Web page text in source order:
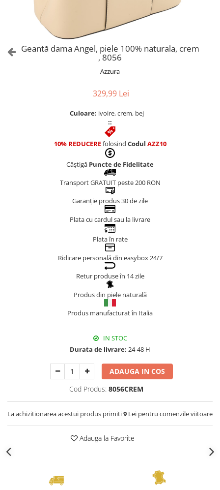
Genti Aurii
Genți Albe
Geantă dama Angel, piele 100% naturala, crem
, 8056
Azzura
329,99 Lei
Culoare: ivoire, crem, bej
::
10% REDUCEREfolosind Codul AZZ10
Câștigă Puncte de Fidelitate
Transport GRATUIT peste 200 RON
Garanție produs 30 de zile
Plata cu cardul sau la livrare
Plata în rate
Ridicare personală din easybox 24/7
Retur produse în 14 zile
Produs din piele naturală
Produs manufacturat în Italia
IN STOC
Durata de livrare: 24-48 H
ADAUGA IN COS
Cod Produs: 8056CREM
La achizitionarea acestui produs primiti9 Lei pentru comenzile viitoare
Adauga la Favorite